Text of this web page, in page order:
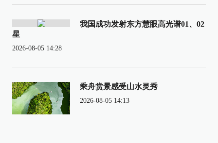
我国成功发射东方慧眼高光谱01、02
星
2026-08-05 14:28
乘舟赏景感受山水灵秀
2026-08-05 14:13